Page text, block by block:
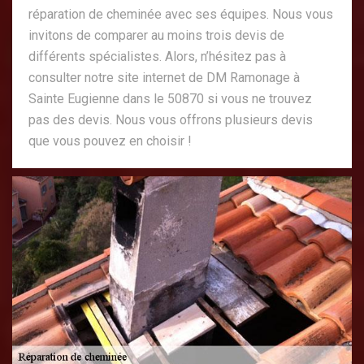
réparation de cheminée avec ses équipes. Nous vous
invitons de comparer au moins trois devis de
différents spécialistes. Alors, n’hésitez pas à
consulter notre site internet de DM Ramonage à
Sainte Eugienne dans le 50870 si vous ne trouvez
pas des devis. Nous vous offrons plusieurs devis
que vous pouvez en choisir !